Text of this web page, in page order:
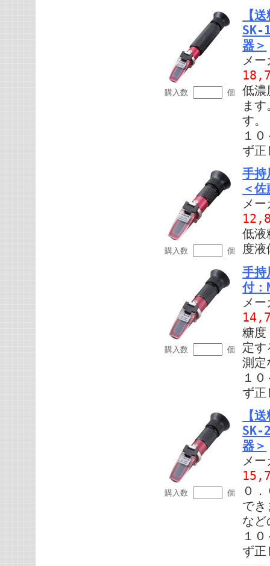
購入数 個
【
SK-
器＞
メ
低濃
ま
す。
１
ず正
購入数 個
手
＜
メ
低液
度
購入数 個
手
付
メ
糖度
定す
測定
１
ず正
購入数 個
【
SK-
器＞
メ
０
でき
など
１
ず正